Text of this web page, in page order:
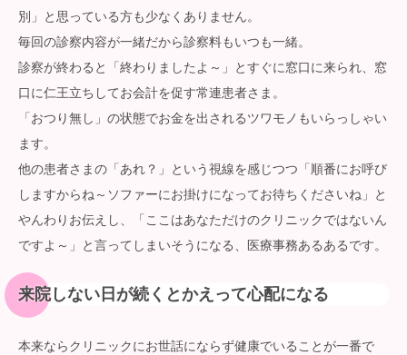
別」と思っている方も少なくありません。
毎回の診察内容が一緒だから診察料もいつも一緒。
診察が終わると「終わりましたよ～」とすぐに窓口に来られ、窓
口に仁王立ちしてお会計を促す常連患者さま。
「おつり無し」の状態でお金を出されるツワモノもいらっしゃい
ます。
他の患者さまの「あれ？」という視線を感じつつ「順番にお呼び
しますからね～ソファーにお掛けになってお待ちくださいね」と
やんわりお伝えし、「ここはあなただけのクリニックではないん
ですよ～」と言ってしまいそうになる、医療事務あるあるです。
来院しない日が続くとかえって心配になる
本来ならクリニックにお世話にならず健康でいることが一番で